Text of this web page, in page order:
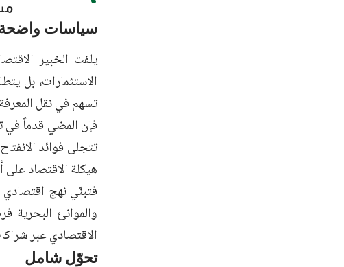
سياسات
يلفت الخبير
الاستثمارات، بل
تسهم في نقل
فإن المضي قدماً في
تتجلى فوائد
هيكلة الاقتصاد
فتبنّي نهج
والموانئ البحرية
الاقتصادي عبر
تحوّل شامل